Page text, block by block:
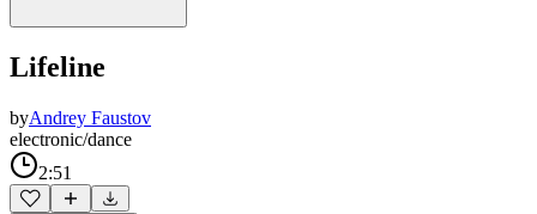
Lifeline
byAndrey Faustov
electronic/dance
2:51